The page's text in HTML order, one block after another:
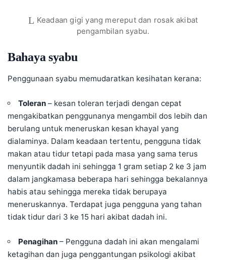
Keadaan gigi yang mereput dan rosak akibat
pengambilan syabu.
Bahaya syabu
Penggunaan syabu memudaratkan kesihatan kerana:
Toleran– kesan toleran terjadi dengan cepat
mengakibatkan penggunanya mengambil dos lebih dan
berulang untuk meneruskan kesan khayal yang
dialaminya. Dalam keadaan tertentu, pengguna tidak
makan atau tidur tetapi pada masa yang sama terus
menyuntik dadah ini sehingga 1 gram setiap 2 ke 3 jam
dalam jangkamasa beberapa hari sehingga bekalannya
habis atau sehingga mereka tidak berupaya
meneruskannya. Terdapat juga pengguna yang tahan
tidak tidur dari 3 ke 15 hari akibat dadah ini.
Penagihan – Pengguna dadah ini akan mengalami
ketagihan dan juga penggantungan psikologi akibat